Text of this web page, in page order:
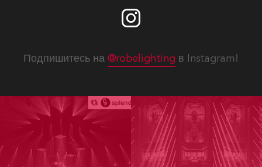
Подпишитесь на @robelighting в Instagram!